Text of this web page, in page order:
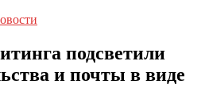
подсветили
и почты в виде